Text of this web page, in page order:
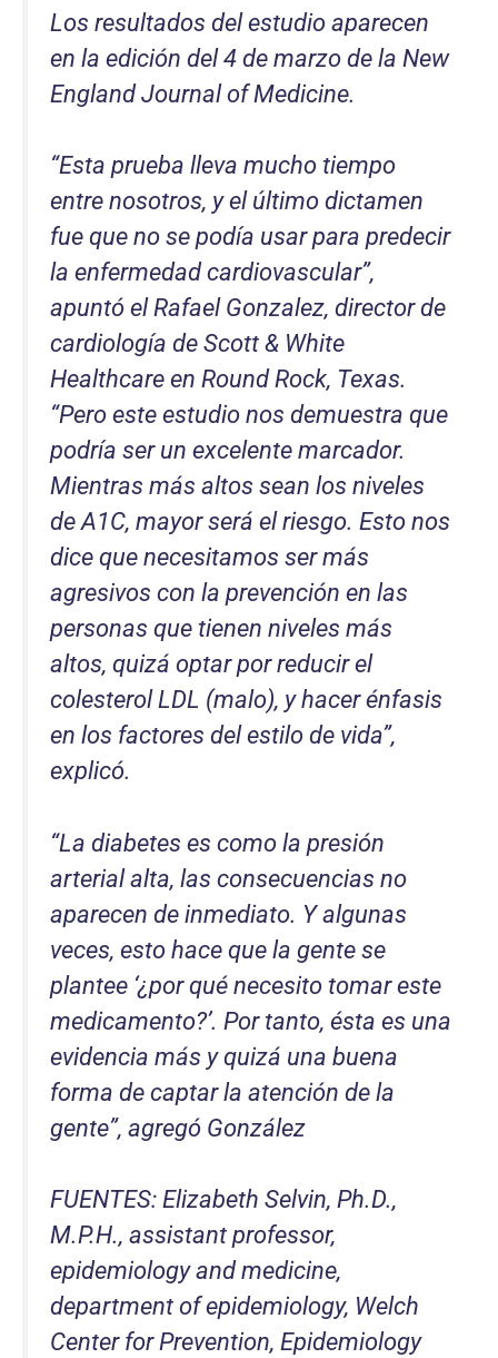
Los resultados del estudio aparecen
en la edición del 4 de marzo de la New
England Journal of Medicine.
“Esta prueba lleva mucho tiempo
entre nosotros, y el último dictamen
fue que no se podía usar para predecir
la enfermedad cardiovascular”,
apuntó el Rafael Gonzalez, director de
cardiología de Scott & White
Healthcare en Round Rock, Texas.
“Pero este estudio nos demuestra que
podría ser un excelente marcador.
Mientras más altos sean los niveles
de A1C, mayor será el riesgo. Esto nos
dice que necesitamos ser más
agresivos con la prevención en las
personas que tienen niveles más
altos, quizá optar por reducir el
colesterol LDL (malo), y hacer énfasis
en los factores del estilo de vida”,
explicó.
“La diabetes es como la presión
arterial alta, las consecuencias no
aparecen de inmediato. Y algunas
veces, esto hace que la gente se
plantee ‘¿por qué necesito tomar este
medicamento?’. Por tanto, ésta es una
evidencia más y quizá una buena
forma de captar la atención de la
gente”, agregó González
FUENTES: Elizabeth Selvin, Ph.D.,
M.P.H., assistant professor,
epidemiology and medicine,
department of epidemiology, Welch
Center for Prevention, Epidemiology